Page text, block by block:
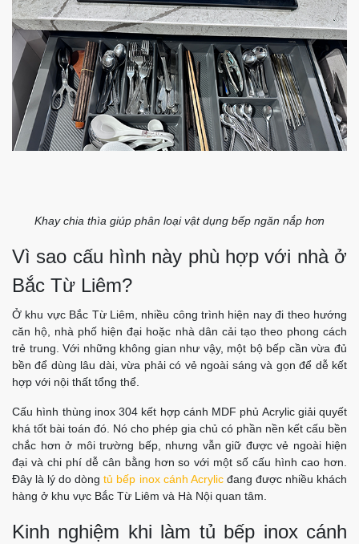
Khay chia thìa giúp phân loại vật dụng bếp ngăn nắp hơn
Vì sao cấu hình này phù hợp với nhà ở
Bắc Từ Liêm?
Ở khu vực Bắc Từ Liêm, nhiều công trình hiện nay đi theo hướng
căn hộ, nhà phố hiện đại hoặc nhà dân cải tạo theo phong cách
trẻ trung. Với những không gian như vậy, một bộ bếp cần vừa đủ
bền để dùng lâu dài, vừa phải có vẻ ngoài sáng và gọn để dễ kết
hợp với nội thất tổng thể.
Cấu hình thùng inox 304 kết hợp cánh MDF phủ Acrylic giải quyết
khá tốt bài toán đó. Nó cho phép gia chủ có phần nền kết cấu bền
chắc hơn ở môi trường bếp, nhưng vẫn giữ được vẻ ngoài hiện
đại và chi phí dễ cân bằng hơn so với một số cấu hình cao hơn.
Đây là lý do dòngtủ bếp inox cánh Acrylicđang được nhiều khách
hàng ở khu vực Bắc Từ Liêm và Hà Nội quan tâm.
Kinh nghiệm khi làm tủ bếp inox cánh